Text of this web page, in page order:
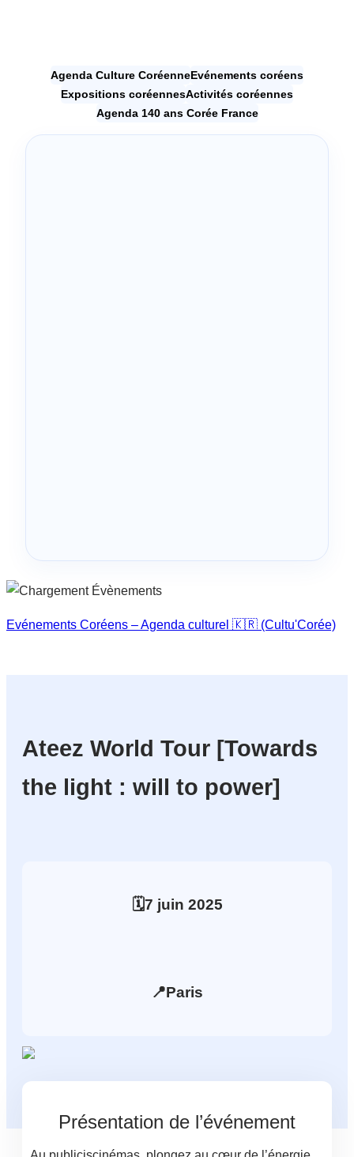
Agenda Culture CoréenneEvénements coréens
Expositions coréennesActivités coréennes
Agenda 140 ans Corée France
Evénements Coréens – Agenda culturel 🇰🇷 (Cultu'Corée)
Ateez World Tour [Towards
the light : will to power]
🗓️7 juin 2025
📍Paris
Présentation de l’événement